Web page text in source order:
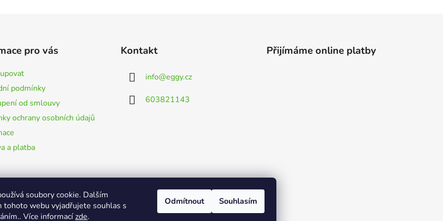
soubory cookie. Dalším
tohoto webu vyjadřujete souhlas s
Více informacízde.
Odmítnout Souhlasím
pro vás
podmínky
od smlouvy
ochrany osobních údajů
a platba
Kontakt
info@eggy.cz
603821143
Přijímáme online platby